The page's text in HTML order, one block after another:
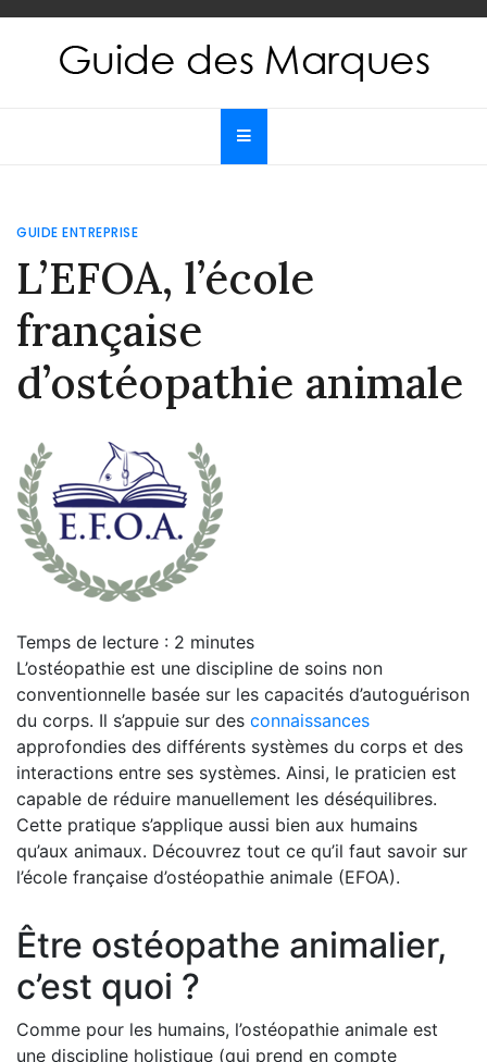
Skip
content
Guide des Marques
GUIDE ENTREPRISE
L’EFOA, l’école
française
d’ostéopathie animale
Temps de lecture : 2 minutes
L’ostéopathie est une discipline de soins non
conventionnelle basée sur les capacités d’autoguérison
du corps. Il s’appuie sur des connaissances
approfondies des différents systèmes du corps et des
interactions entre ses systèmes. Ainsi, le praticien est
capable de réduire manuellement les déséquilibres.
Cette pratique s’applique aussi bien aux humains
qu’aux animaux. Découvrez tout ce qu’il faut savoir sur
l’école française d’ostéopathie animale (EFOA).
Être ostéopathe animalier,
c’est quoi ?
Comme pour les humains, l’ostéopathie animale est
une discipline holistique (qui prend en compte